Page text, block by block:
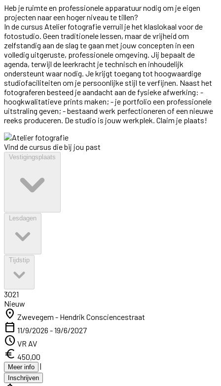
Heb je ruimte en professionele apparatuur nodig om je eigen
projecten naar een hoger niveau te tillen?
In de cursus Atelier fotografie verruil je het klaslokaal voor de
fotostudio. Geen traditionele lessen, maar de vrijheid om
zelfstandig aan de slag te gaan met jouw concepten in een
volledig uitgeruste, professionele omgeving. Jij bepaalt de
agenda, terwijl de leerkracht je technisch en inhoudelijk
ondersteunt waar nodig. Je krijgt toegang tot hoogwaardige
studiofaciliteiten om je persoonlijke stijl te verfijnen. Naast het
fotograferen besteed je aandacht aan de fysieke afwerking: -
hoogkwalitatieve prints maken; - je portfolio een professionele
uitstraling geven; - bestaand werk perfectioneren of een nieuwe
reeks produceren. De studio is jouw werkplek. Claim je plaats!
Vind de cursus die bij jou past
Vestigingsplaats
Lesdagen
Tijdstip
3021
Nieuw
location_on Zwevegem - Hendrik Consciencestraat
calendar_today 11/9/2026 - 19/6/2027
schedule VR AV
euro 450,00
Meer info |
Inschrijven